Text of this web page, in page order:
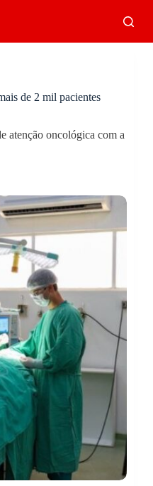
de 2 mil pacientes
atenção oncológica com a